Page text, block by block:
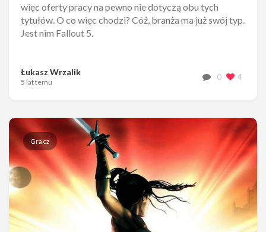
więc oferty pracy na pewno nie dotyczą obu tych
tytułów. O co więc chodzi? Cóż, branża ma już swój typ.
Jest nim Fallout 5.
Łukasz Wrzalik
5 lat temu
0 4
Gracz